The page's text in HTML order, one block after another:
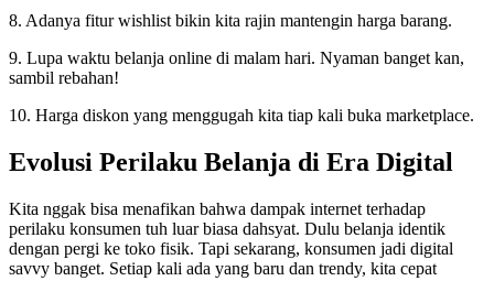
8. Adanya fitur wishlist bikin kita rajin mantengin harga barang.
9. Lupa waktu belanja online di malam hari. Nyaman banget kan,
sambil rebahan!
10. Harga diskon yang menggugah kita tiap kali buka marketplace.
Evolusi Perilaku Belanja di Era Digital
Kita nggak bisa menafikan bahwa dampak internet terhadap
perilaku konsumen tuh luar biasa dahsyat. Dulu belanja identik
dengan pergi ke toko fisik. Tapi sekarang, konsumen jadi digital
savvy banget. Setiap kali ada yang baru dan trendy, kita cepat